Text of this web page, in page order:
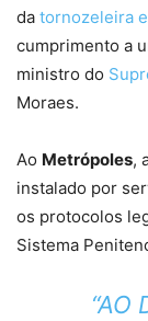
da tornozeleira
cumprimento a
ministro do
Moraes.
Ao Metrópoles,
instalado por
os protocolos
Sistema
“AO